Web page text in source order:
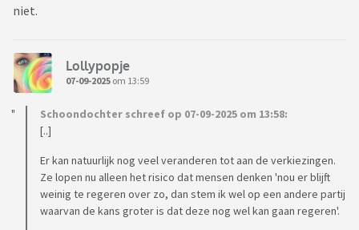
niet.
Lollypopje
07-09-2025 om 13:59
Schoondochter schreef op 07-09-2025 om 13:58:
[..]
Er kan natuurlijk nog veel veranderen tot aan de verkiezingen.
Ze lopen nu alleen het risico dat mensen denken 'nou er blijft
weinig te regeren over zo, dan stem ik wel op een andere partij
waarvan de kans groter is dat deze nog wel kan gaan regeren'.